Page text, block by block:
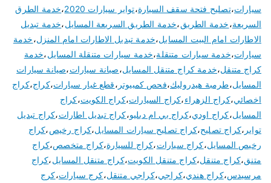
سيارات،تصليح فتحة سقف السيارة،تواير سيارات 2020 ،خدمة الطرق
السريعة،خدمة الطريق،خدمة الطريق السريعة المسايل،خدمة تبديل
الاطارات امام البيت المسايل،خدمة تبديل الاطارات امام المنزل،خدمة
سيارات،خدمة سيارات متنقلة،خدمة سيارات متنقلة المسايل،خدمة
كراج متنقل،خدمة كراج متنقل المسايل،صيانة سيارات،صيانة سيارات
المسايل،طرمبة هيدروليك،فحص كمبيوتر ،قطع غيار سيارات،كراج،كراج
اخصائي،كراج الزهراء،كراج السيارات،كراج الكويت،كراج
المسايل،كراج اودي،كراج بي ام دبليو،كراج تبديل اطارات،كراج تبديل
تواير ،كراج تصليح،كراج تصليح سيارات المسايل،كراج رخيص،كراج
رخيص المسايل،كراج سيارات،كراج للسيارة،كراج متخصص،كراج
متنق،كراج متنقل،كراج متنقل الكويت،كراج متنقل المسايل،كراج
مرسيدس،كراج هندي،كراجي،كراجي متنقل،كرج سيارات،كرج